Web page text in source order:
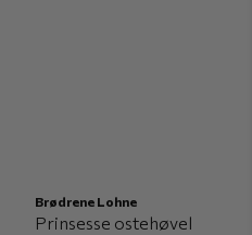
Brødrene Lohne
Prinsesse ostehøvel